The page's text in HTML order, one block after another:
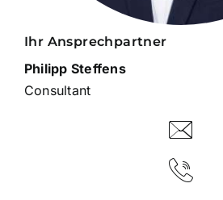
Ihr Ansprechpartner
Philipp Steffens
Consultant